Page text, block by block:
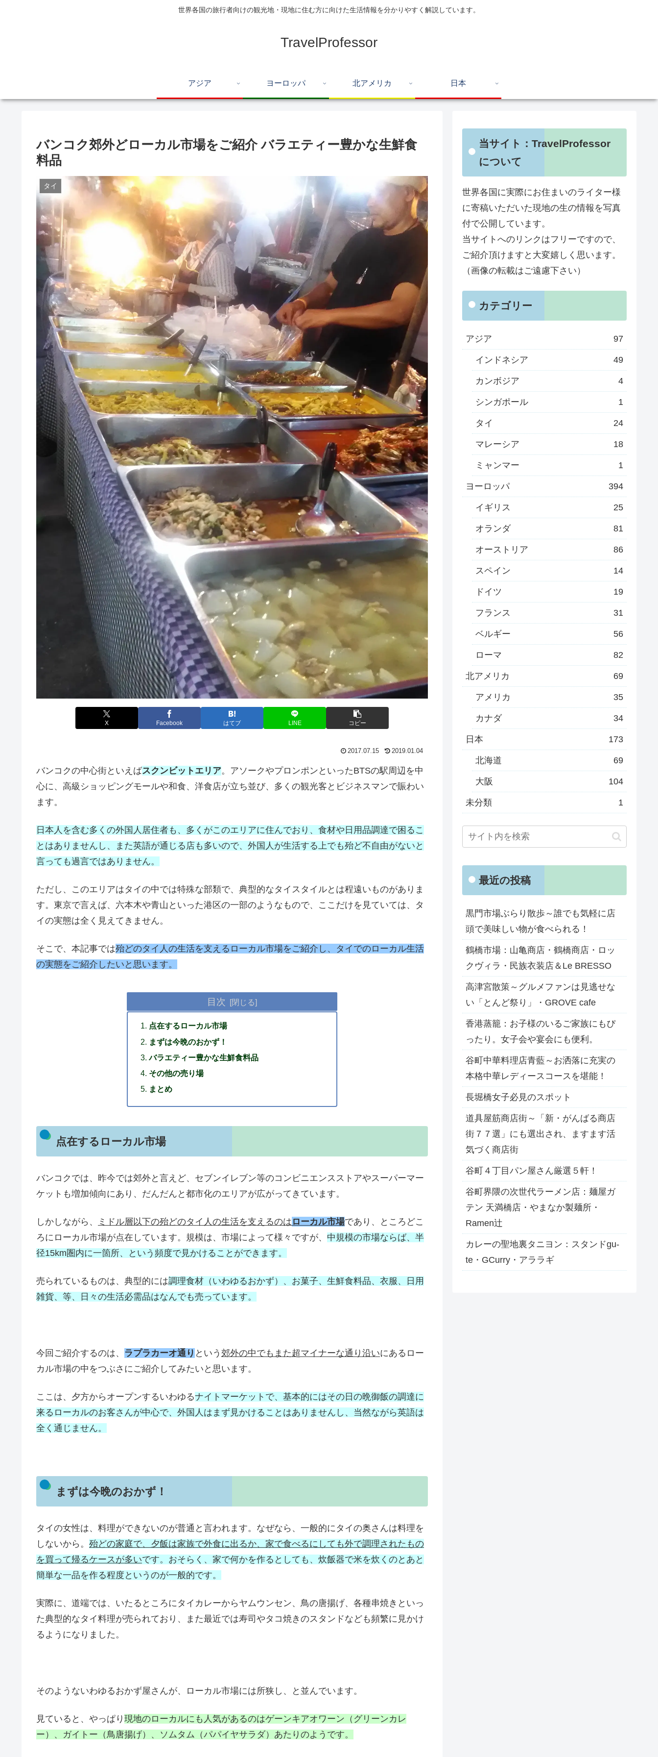
世界各国の旅行者向けの観光地・現地に住む方に向けた生活情報を分かりやすく解説しています。
TravelProfessor
アジア ヨーロッパ 北アメリカ 日本
バンコク郊外どローカル市場をご紹介 バラエティー豊かな生鮮食
料品
タイ
X Facebook はてブ LINE コピー
2017.07.15 2019.01.04
バンコクの中心街といえばスクンビットエリア。アソークやプロンポンといったBTSの駅周辺を中
心に、高級ショッピングモールや和食、洋食店が立ち並び、多くの観光客とビジネスマンで賑わい
ます。
日本人を含む多くの外国人居住者も、多くがこのエリアに住んでおり、食材や日用品調達で困るこ
とはありませんし、また英語が通じる店も多いので、外国人が生活する上でも殆ど不自由がないと
言っても過言ではありません。
ただし、このエリアはタイの中では特殊な部類で、典型的なタイスタイルとは程遠いものがありま
す。東京で言えば、六本木や青山といった港区の一部のようなもので、ここだけを見ていては、タ
イの実態は全く見えてきません。
そこで、本記事では殆どのタイ人の生活を支えるローカル市場をご紹介し、タイでのローカル生活
の実態をご紹介したいと思います。
目次
点在するローカル市場
まずは今晩のおかず！
バラエティー豊かな生鮮食料品
その他の売り場
まとめ
点在するローカル市場
バンコクでは、昨今では郊外と言えど、セブンイレブン等のコンビニエンスストアやスーパーマー
ケットも増加傾向にあり、だんだんと都市化のエリアが広がってきています。
しかしながら、 ミドル層以下の殆どのタイ人の生活を支えるのは ローカル市場であり、ところどこ
ろにローカル市場が点在しています。規模は、市場によって様々ですが、 中規模の市場ならば、半
径15km圏内に一箇所、という頻度で見かけることができます。
売られているものは、典型的には調理食材（いわゆるおかず）、お菓子、生鮮食料品、衣服、日用
雑貨、等、日々の生活必需品はなんでも売っています。
今回ご紹介するのは、 ラプラカーオ通り という 郊外の中でもまた超マイナーな通り沿いにあるロー
カル市場の中をつぶさにご紹介してみたいと思います。
ここは、夕方からオープンするいわゆるナイトマーケットで、基本的にはその日の晩御飯の調達に
来るローカルのお客さんが中心で、外国人はまず見かけることはありませんし、当然ながら英語は
全く通じません。
まずは今晩のおかず！
タイの女性は、料理ができないのが普通と言われます。なぜなら、一般的にタイの奥さんは料理を
しないから。 殆どの家庭で、夕飯は家族で外食に出るか、家で食べるにしても外で調理されたもの
を買って帰るケースが多いです。おそらく、家で何かを作るとしても、炊飯器で米を炊くのとあと
簡単な一品を作る程度というのが一般的です。
実際に、道端では、いたるところにタイカレーからヤムウンセン、鳥の唐揚げ、各種串焼きといっ
た典型的なタイ料理が売られており、また最近では寿司やタコ焼きのスタンドなども頻繁に見かけ
るようになりました。
そのようないわゆるおかず屋さんが、ローカル市場には所狭し、と並んでいます。
見ていると、やっぱり 現地のローカルにも人気があるのはゲーンキアオワーン（グリーンカレ
ー）、ガイトー（鳥唐揚げ）、ソムタム（パパイヤサラダ）あたりのようです。
当サイト：TravelProfessor
について
世界各国に実際にお住まいのライター様
に寄稿いただいた現地の生の情報を写真
付で公開しています。
当サイトへのリンクはフリーですので、
ご紹介頂けますと大変嬉しく思います。
（画像の転載はご遠慮下さい）
カテゴリー
アジア 97
インドネシア 49
カンボジア 4
シンガポール 1
タイ 24
マレーシア 18
ミャンマー 1
ヨーロッパ 394
イギリス 25
オランダ 81
オーストリア 86
スペイン 14
ドイツ 19
フランス 31
ベルギー 56
ローマ 82
北アメリカ 69
アメリカ 35
カナダ 34
日本 173
北海道 69
大阪 104
未分類 1
最近の投稿
黒門市場ぶらり散歩～誰でも気軽に店
頭で美味しい物が食べられる！
鶴橋市場：山亀商店・鶴橋商店・ロッ
クヴィラ・民族衣装店＆Le BRESSO
高津宮散策～グルメファンは見逃せな
い「とんど祭り」・GROVE cafe
香港蒸籠：お子様のいるご家族にもぴ
ったり。女子会や宴会にも便利。
谷町中華料理店青藍～お洒落に充実の
本格中華レディースコースを堪能！
長堀橋女子必見のスポット
道具屋筋商店街～「新・がんばる商店
街７７選」にも選出され、ますます活
気づく商店街
谷町４丁目パン屋さん厳選５軒！
谷町界隈の次世代ラーメン店：麺屋ガ
テン 天満橋店・やまなか製麺所・
Ramen辻
カレーの聖地裏タニヨン：スタンドgu-
te・GCurry・アララギ